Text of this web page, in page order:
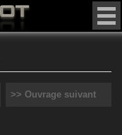
>> Ouvrage suivant